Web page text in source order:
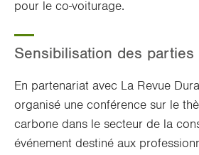
pour le co-voiturage.
Sensibilisation des parties
En partenariat avec La Revue
organisé une conférence sur le
carbone dans le secteur de la
événement destiné aux